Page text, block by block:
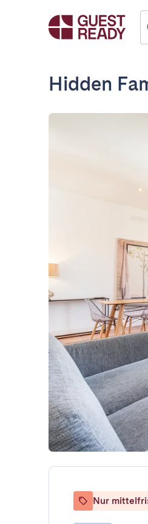
Hidden
Nur